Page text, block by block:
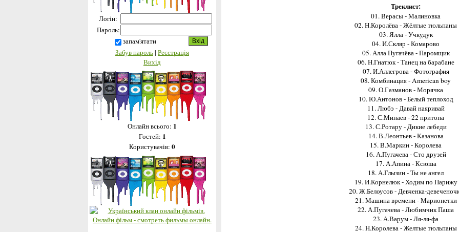
Логін:
Пароль:
запам'ятати
Забув пароль| Реєстрація
Вихід
Онлайн всього: 1
Гостей: 1
Користувачів: 0
Треклист:
01. Верасы - Малиновка
02. Н.Королёва - Жёлтые тюльпаны
03. Ялла - Учкудук
04. И.Скляр - Комарово
05. Алла Пугачёва - Паромщик
06. Н.Гнатюк - Танец на барабане
07. И.Аллегрова - Фотография
08. Комбинация - American boy
09. О.Газманов - Морячка
10. Ю.Антонов - Белый теплоход
11. Любэ - Давай наяривай
12. С.Минаев - 22 притопа
13. С.Ротару - Дикие лебеди
14. В.Леонтьев - Казанова
15. В.Маркин - Королева
16. А.Пугачева - Сто друзей
17. А.Апина - Ксюша
18. А.Глызин - Ты не ангел
19. И.Корнелюк - Ходим по Парижу
20. Ж.Белоусов - Девченка-
21. Машина времени - Марионетки
22. А.Пугачева - Любимчик Паша
23. А.Варум - Ля-ля-фа
24. Н.Королева - Желтые тюльпаны